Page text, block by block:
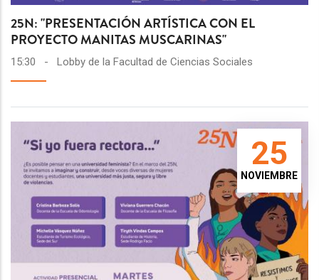
25N: "PRESENTACIÓN ARTÍSTICA CON EL
PROYECTO MANITAS MUSCARINAS"
15:30 - Lobby de la Facultad de Ciencias Sociales
25
NOVIEMBRE